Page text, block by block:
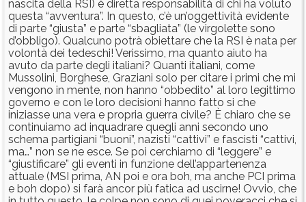
nascita della RSI) è diretta responsabilità di chi ha voluto
questa “avventura”. In questo, c’è un’oggettività evidente
di parte “giusta” e parte “sbagliata” (le virgolette sono
d’obbligo). Qualcuno potrà obiettare che la RSI è nata per
volontà dei tedeschi! Verissimo, ma quanto aiuto ha
avuto da parte degli italiani? Quanti italiani, come
Mussolini, Borghese, Graziani solo per citare i primi che mi
vengono in mente, non hanno “obbedito” al loro legittimo
governo e con le loro decisioni hanno fatto si che
iniziasse una vera e propria guerra civile? È chiaro che se
continuiamo ad inquadrare quegli anni secondo uno
schema partigiani “buoni”, nazisti “cattivi” e fascisti “cattivi,
ma…” non se ne esce. Se poi cerchiamo di “leggere” e
“giustificare” gli eventi in funzione dell’appartenenza
attuale (MSI prima, AN poi e ora boh, ma anche PCI prima
e boh dopo) si farà ancor più fatica ad uscirne! Ovvio, che